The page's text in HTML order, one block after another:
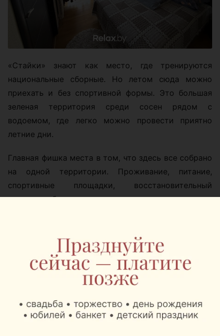
«Стайки» знают как место, где тренируются
национальные сборные. Но летом сюда можно
приехать и без спортивной формы. Это большая
зеленая территория среди сосен рядом с
водоемом, где легко можно провести приятно
летние дни.
Главная фишка места в том, что здесь все собрано
на одной территории. Проживание, питание,
спортивные площадки, восстановительный
комплекс, беседки, прокат велосипедов, детские
день с друзьями или организовать корпоратив с
тренировками и отдыхом на природе.
Также можно переключиться на восстановление:
завершить день уже в спокойном режиме. А если
хочется посмотреть на«Стайки»изнутри,